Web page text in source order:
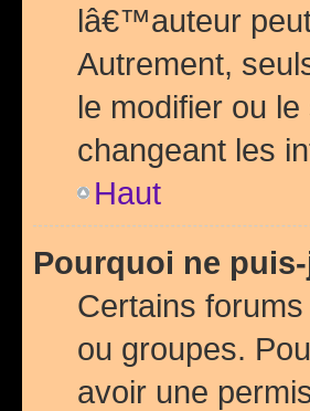
lâ€™auteur
Autrement,
le modifier ou
changeant les
Haut
Pourquoi ne
Certains
ou groupes.
avoir une